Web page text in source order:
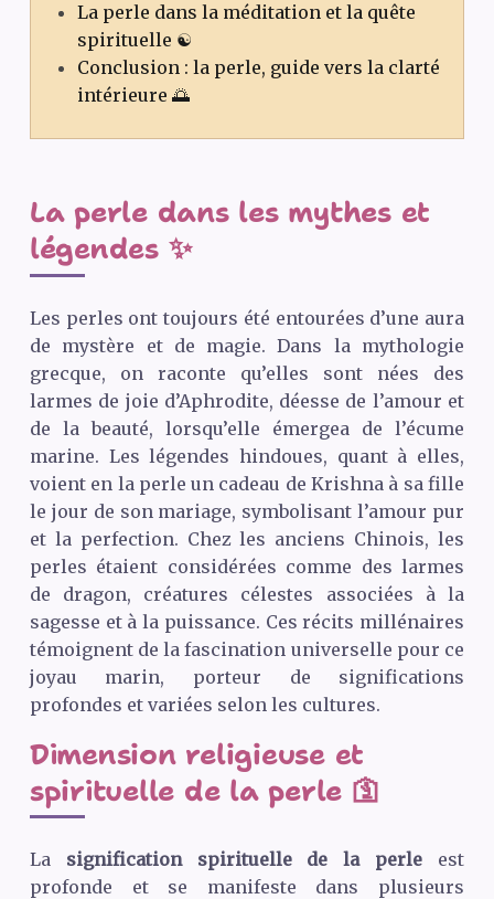
La perle dans la méditation et la quête
spirituelle ☯️
Conclusion : la perle, guide vers la clarté
intérieure 🌅
La perle dans les mythes et
légendes ✨
Les perles ont toujours été entourées d’une aura
de mystère et de magie. Dans la mythologie
grecque, on raconte qu’elles sont nées des
larmes de joie d’Aphrodite, déesse de l’amour et
de la beauté, lorsqu’elle émergea de l’écume
marine. Les légendes hindoues, quant à elles,
voient en la perle un cadeau de Krishna à sa fille
le jour de son mariage, symbolisant l’amour pur
et la perfection. Chez les anciens Chinois, les
perles étaient considérées comme des larmes
de dragon, créatures célestes associées à la
sagesse et à la puissance. Ces récits millénaires
témoignent de la fascination universelle pour ce
joyau marin, porteur de significations
profondes et variées selon les cultures.
Dimension religieuse et
spirituelle de la perle 🛐
La signification spirituelle de la perle est
profonde et se manifeste dans plusieurs